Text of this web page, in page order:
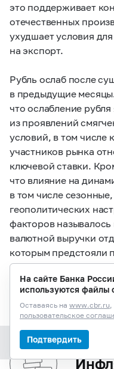
Содержание
это поддерживает
отечественных
ухудшает условия
на экспорт.
Рубль ослаб после
в предыдущие
что ослабление
из проявлений
условий, в том числе
участников рынка
ключевой ставки.
что влияние на
в том числе
геополитических
факторов
валютной выручки
которым предстояли
Среди сезонных
на иностранную
и авансовых
На сайте Банка
используются файлы
Оставаясь на www.cbr.ru,
пользовательское
Подтвердить